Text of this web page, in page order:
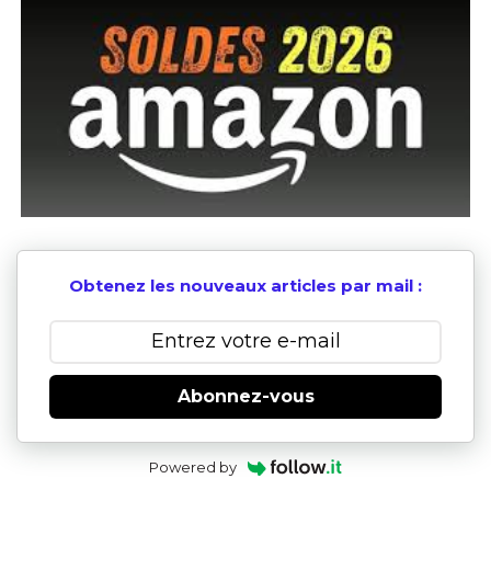
Obtenez les nouveaux articles par mail :
Abonnez-vous
Powered by